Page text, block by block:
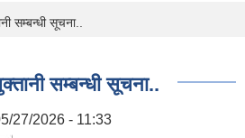
सम्बन्धी सूचना..
सम्बन्धी सूचना..
27/2026 - 11:33